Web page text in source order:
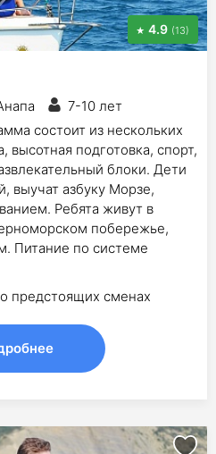
4.9 (13)
7-10 лет
состоит из нескольких
высотная подготовка, спорт,
блоки. Дети
выучат азбуку Морзе,
Ребята живут в
побережье,
Питание по системе
предстоящих сменах